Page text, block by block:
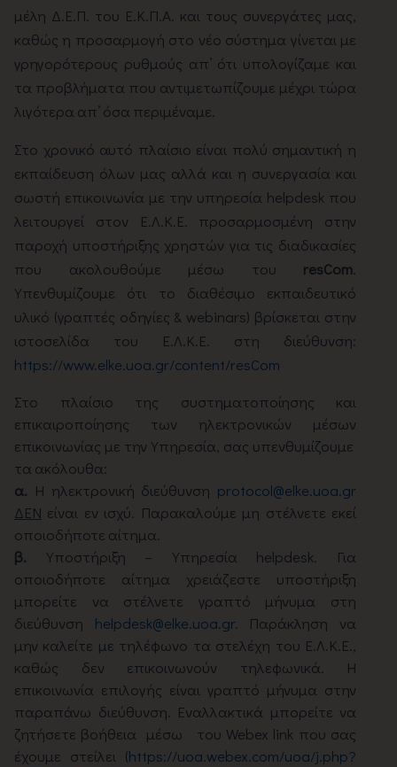
μέλη Δ.Ε.Π. του Ε.Κ.Π.Α. και τους συνεργάτες μας,
καθώς η προσαρμογή στο νέο σύστημα γίνεται με
γρηγορότερους ρυθμούς απ’ ότι υπολογίζαμε και
τα προβλήματα που αντιμετωπίζουμε μέχρι τώρα
λιγότερα απ’ όσα περιμέναμε.
Στο χρονικό αυτό πλαίσιο είναι πολύ σημαντική η
εκπαίδευση όλων μας αλλά και η συνεργασία και
σωστή επικοινωνία με την υπηρεσία helpdesk που
λειτουργεί στον Ε.Λ.Κ.Ε. προσαρμοσμένη στην
παροχή υποστήριξης χρηστών για τις διαδικασίες
που ακολουθούμε μέσω του resCom.
Υπενθυμίζουμε ότι το διαθέσιμο εκπαιδευτικό
υλικό (γραπτές οδηγίες & webinars) βρίσκεται στην
ιστοσελίδα του Ε.Λ.Κ.Ε. στη διεύθυνση:
https://www.elke.uoa.gr/content/resCom
Στο πλαίσιο της συστηματοποίησης και
επικαιροποίησης των ηλεκτρονικών μέσων
επικοινωνίας με την Υπηρεσία, σας υπενθυμίζουμε
τα ακόλουθα:
α. Η ηλεκτρονική διεύθυνση protocol@elke.uoa.gr
ΔΕΝ είναι εν ισχύ. Παρακαλούμε μη στέλνετε εκεί
οποιοδήποτε αίτημα.
β. Υποστήριξη – Υπηρεσία helpdesk. Για
οποιοδήποτε αίτημα χρειάζεστε υποστήριξη
μπορείτε να στέλνετε γραπτό μήνυμα στη
διεύθυνση helpdesk@elke.uoa.gr. Παράκληση να
μην καλείτε με τηλέφωνο τα στελέχη του Ε.Λ.Κ.Ε.,
καθώς δεν επικοινωνούν τηλεφωνικά. Η
επικοινωνία επιλογής είναι γραπτό μήνυμα στην
παραπάνω διεύθυνση. Εναλλακτικά μπορείτε να
ζητήσετε βοήθεια μέσω του Webex link που σας
έχουμε στείλει (https://uoa.webex.com/uoa/j.php?